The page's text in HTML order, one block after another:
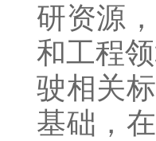
研资源
和工程
驶相关
基础，